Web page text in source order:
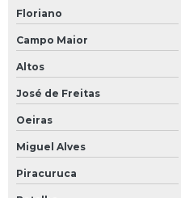
Floriano
Campo Maior
Altos
José de Freitas
Oeiras
Miguel Alves
Piracuruca